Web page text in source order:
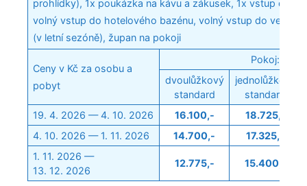
prohlídky), 1x poukázka na kávu a zákusek, 1x vstup do
volný vstup do hotelového bazénu, volný vstup do
(v letní sezóně), župan na pokoji
Ceny v Kč za osobu a
pobyt
Pokoj:
dvoulůžkový
standard
jednolůžkový
standard
19. 4. 2026 — 4. 10. 2026 16.100,-
18.725,-
4. 10. 2026 — 1. 11. 2026
14.700,-
17.325,-
1. 11. 2026 —
13. 12. 2026
12.775,- 15.400,-